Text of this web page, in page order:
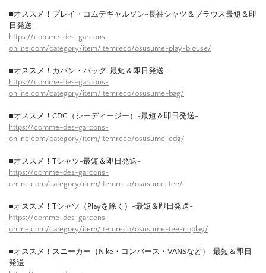
■オススメ！プレイ・コムデギャルソン-長袖シャツ＆ブラウス最短＆即
日発送-
https://comme-des-garcons-
online.com/category/item/itemreco/osusume-play-blouse/
■オススメ！カバン・バッグ-最短＆即日発送-
https://comme-des-garcons-
online.com/category/item/itemreco/osusume-bag/
■オススメ！CDG（シーディージー）-最短＆即日発送-
https://comme-des-garcons-
online.com/category/item/itemreco/osusume-cdg/
■オススメ！Tシャツ-最短＆即日発送-
https://comme-des-garcons-
online.com/category/item/itemreco/osusume-tee/
■オススメ！Tシャツ（Playを除く）-最短＆即日発送-
https://comme-des-garcons-
online.com/category/item/itemreco/osusume-tee-noplay/
■オススメ！スニーカー（Nike・コンバース・VANSなど）-最短＆即日
発送-